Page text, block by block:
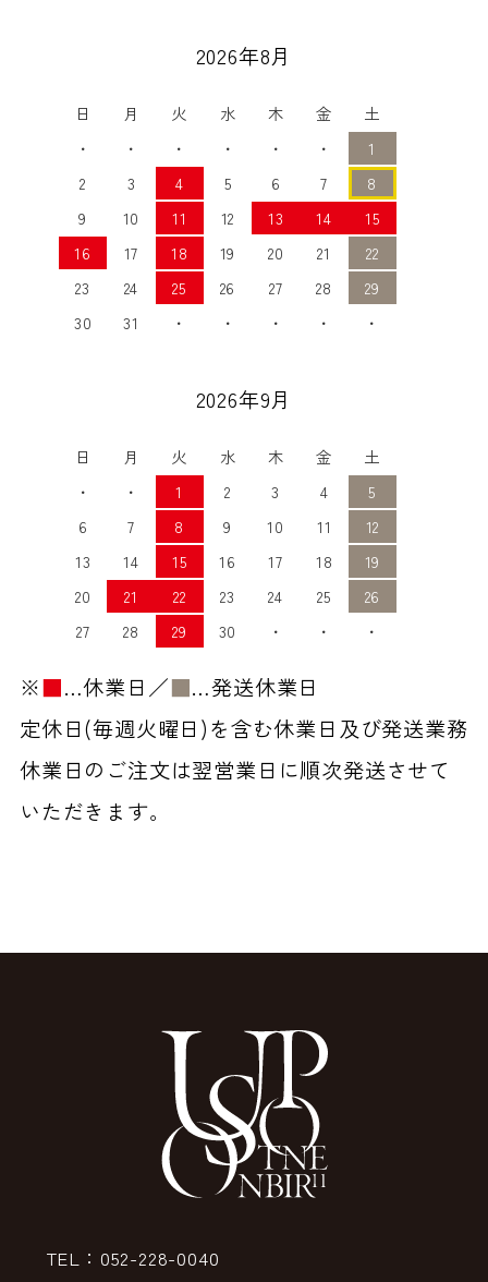
2026年8月
日 月 火 水 木 金
土
・
・ ・ ・ ・ ・
1
2
3 4 5 6 7
8
9
10 11 12 13 14
15
16
17 18 19 20 21
22
23
24 25 26 27 28
29
30
31 ・ ・ ・ ・ ・
2026年9月
日 月 火 水 木 金
土
・
・ 1 2 3 4
5
6
7 8 9 10 11
12
13
14 15 16 17 18
19
20
21 22 23 24 25
26
27
28 29 30 ・ ・ ・
※■…休業日／■…発送休業日
定休日(毎週火曜日)を含む休業日及び発送業務
休業日のご注文は翌営業日に順次発送させて
いただきます。
TEL：052-228-0040